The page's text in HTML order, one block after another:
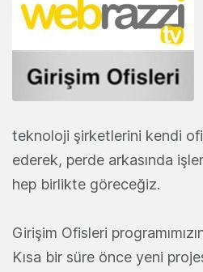
teknoloji şirketlerini kendi
ederek, perde arkasında
hep birlikte göreceğiz.
Girişim Ofisleri
Kısa bir süre önce yeni